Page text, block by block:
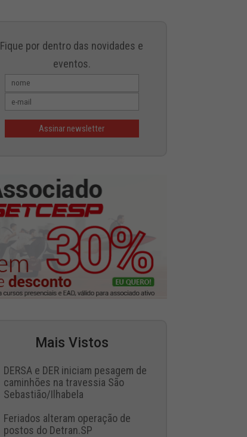
Fique por dentro das novidades e
eventos.
Mais Vistos
DERSA e DER iniciam pesagem de
caminhões na travessia São
Sebastião/Ilhabela
Feriados alteram operação de
postos do Detran.SP